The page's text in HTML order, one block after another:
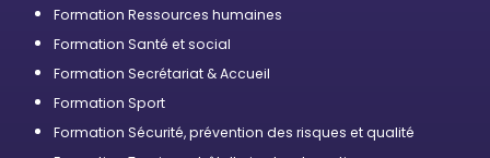
Formation Ressources humaines
Formation Santé et social
Formation Secrétariat & Accueil
Formation Sport
Formation Sécurité, prévention des risques et qualité